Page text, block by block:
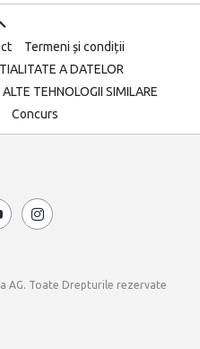
Termeni și condiții
A DATELOR
TEHNOLOGII SIMILARE
Concurs
AG. Toate Drepturile rezervate